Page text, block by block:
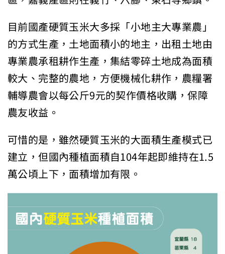
目前國產硬質玉米大多採「小地主大專業農」
的方式生產，土地面積小的地主，出租土地由
專業農承租耕作生產，集結零碎土地成為面積
較大、完整的農地，方便機械化耕作，農糧署
輔導農會以每公斤9元的契作價格收購，保障
農友收益。
可惜的是，雖然硬質玉米的大面積生產模式已
建立，但國內種植面積自104年起即維持在1.5
萬公頃上下，面積增加有限。